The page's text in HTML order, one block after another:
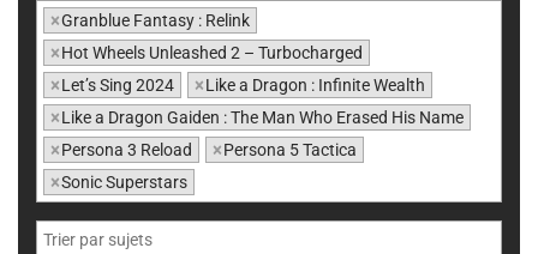
×Granblue Fantasy : Relink
×Hot Wheels Unleashed 2 – Turbocharged
×Let’s Sing 2024 ×Like a Dragon : Infinite Wealth
×Like a Dragon Gaiden : The Man Who Erased His Name
×Persona 3 Reload ×Persona 5 Tactica
×Sonic Superstars